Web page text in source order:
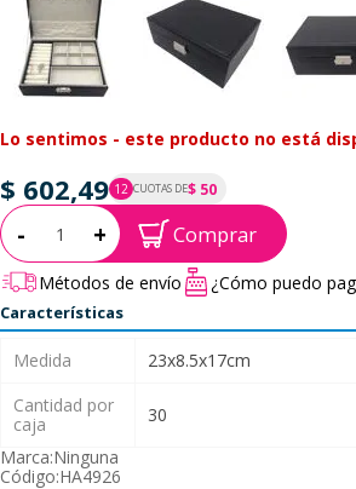
Lo sentimos - este producto no está
$ 602,49 12 CUOTAS DE$ 50
P.T.F. $ 602
Cantidad:
- + Comprar
Métodos de envío ¿Cómo puedo
Características
Medida
23x8.5x17cm
Cantidad por
caja
30
Marca:Ninguna
Código:HA4926